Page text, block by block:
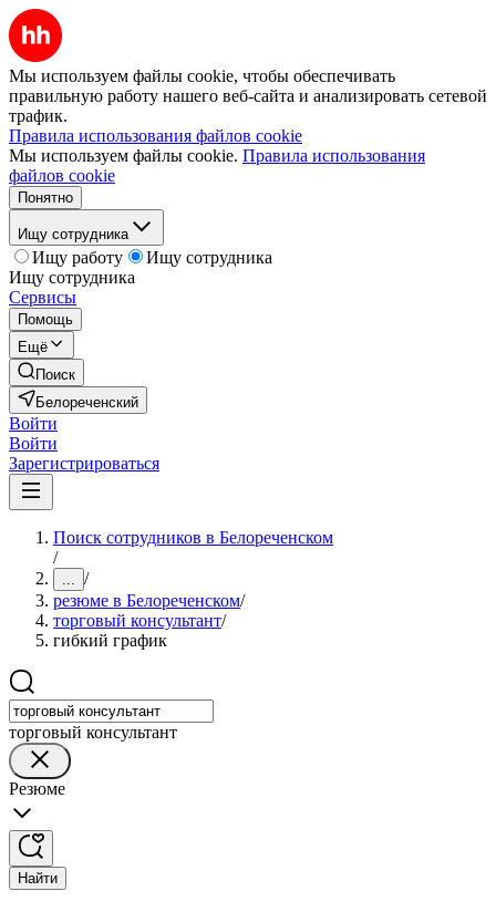
Мы используем файлы cookie, чтобы обеспечивать
правильную работу нашего веб-сайта и анализировать сетевой
трафик.
Правила использования файлов cookie
Мы используем файлы cookie. Правила использования
файлов cookie
Понятно
Ищу сотрудника
Ищу работу
Ищу сотрудника
Ищу сотрудника
Сервисы
Помощь
Ещё
Поиск
Белореченский
Войти
Войти
Зарегистрироваться
Поиск сотрудников в Белореченском
/
... /
резюме в Белореченском/
торговый консультант/
гибкий график
торговый консультант
Резюме
Найти